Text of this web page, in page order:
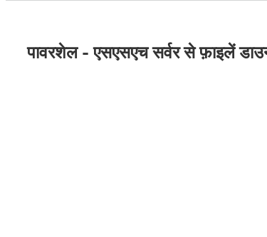
पावरशेल - एसएसएच सर्वर से फ़ाइलें